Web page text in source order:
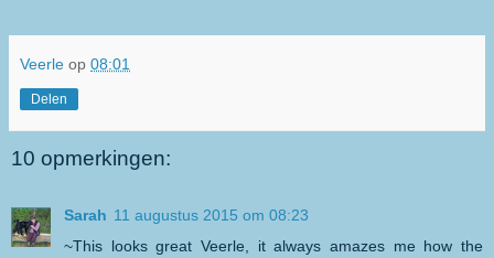
Veerle op 08:01
Delen
10 opmerkingen:
Sarah 11 augustus 2015 om 08:23
~This looks great Veerle, it always amazes me how the